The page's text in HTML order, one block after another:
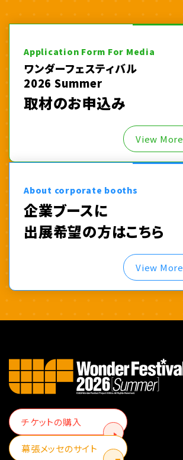
Application Form For Media
ワンダーフェスティバル
2026 Summer
取材のお申込み
View More
About corporate booths
企業ブースに
出展希望の方はこちら
View More
チケットの購入
幕張メッセのサイト